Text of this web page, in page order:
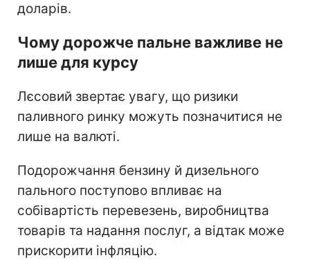
доларів.
Чому дорожче пальне важливе не
лише для курсу
Лєсовий звертає увагу, що ризики
паливного ринку можуть позначитися не
лише на валюті.
Подорожчання бензину й дизельного
пального поступово впливає на
собівартість перевезень, виробництва
товарів та надання послуг, а відтак може
прискорити інфляцію.